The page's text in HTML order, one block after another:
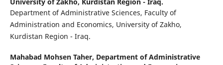
Department of Administrative Sciences, Faculty of
Administration and Economics, University of Zakho,
Kurdistan Region - Iraq.
Mahabad Mohsen Taher, Department of Administrative